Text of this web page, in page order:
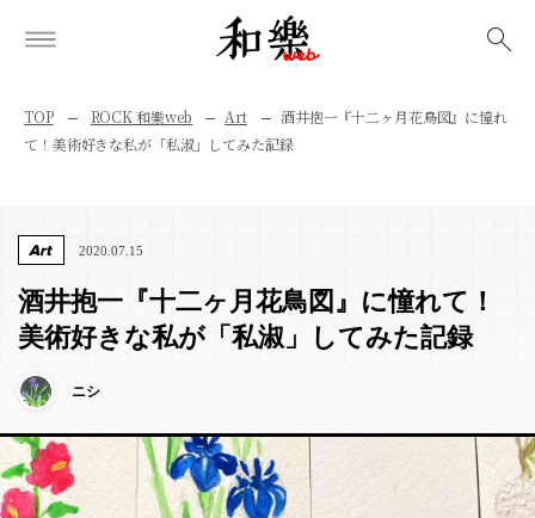
TOP ROCK 和樂web Art
酒井抱一『十二ヶ月花鳥図』に憧れ
て！美術好きな私が「私淑」してみた記録
Art 2020.07.15
酒井抱一『十二ヶ月花鳥図』に憧れて！
美術好きな私が「私淑」してみた記録
ニシ